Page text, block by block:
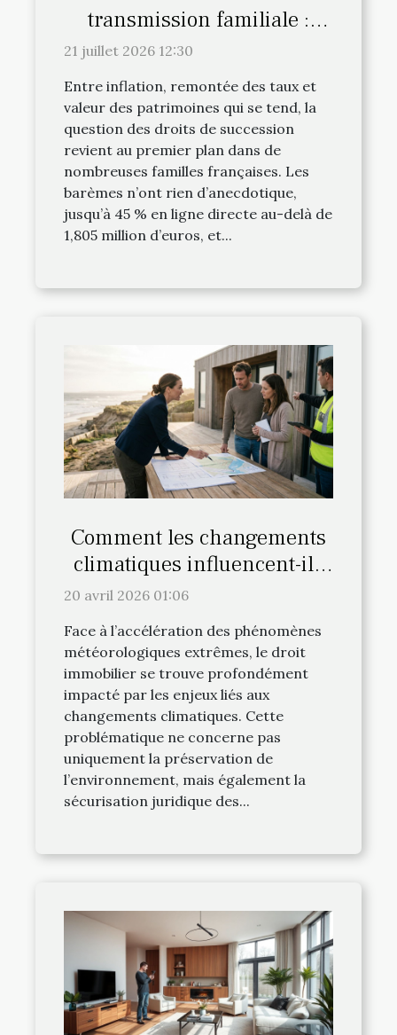
transmission familiale :
l’avis du notaire fait-il la
21 juillet 2026 12:30
Entre inflation, remontée des taux et
valeur des patrimoines qui se tend, la
question des droits de succession
revient au premier plan dans de
nombreuses familles françaises. Les
barèmes n’ont rien d’anecdotique,
jusqu’à 45 % en ligne directe au-delà de
1,805 million d’euros, et...
Comment les changements
climatiques influencent-ils
le droit immobilier ?
20 avril 2026 01:06
Face à l’accélération des phénomènes
météorologiques extrêmes, le droit
immobilier se trouve profondément
impacté par les enjeux liés aux
changements climatiques. Cette
problématique ne concerne pas
uniquement la préservation de
l’environnement, mais également la
sécurisation juridique des...